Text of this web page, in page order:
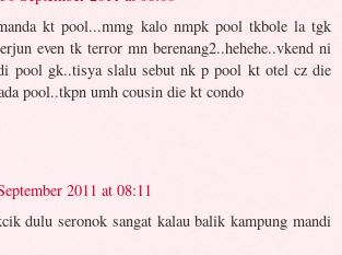
kt pool...mmg kalo nmpk pool tkbole la tgk
even tk terror mn berenang2..hehehe..vkend ni
pool gk..tisya slalu sebut nk p pool kt otel cz die
pool..tkpn umh cousin die kt condo
2011 at 08:11
dulu seronok sangat kalau balik kampung mandi